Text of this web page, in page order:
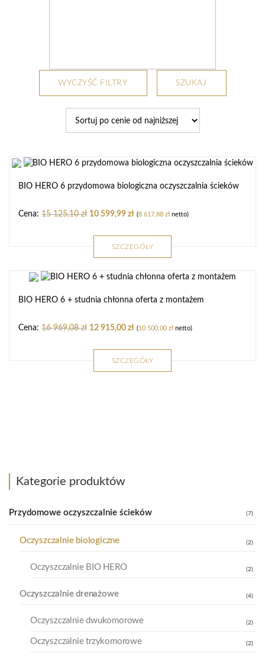
WYCZYŚĆ FILTRY SZUKAJ
BIO HERO 6 przydomowa biologiczna oczyszczalnia ścieków
15 125,10zł 10 599,99 zł (8 617,88 złnetto)
SZCZEGÓŁY
BIO HERO 6 + studnia chłonna oferta z montażem
16 969,08zł 12 915,00 zł (10 500,00 złnetto)
SZCZEGÓŁY
Kategorie produktów
Przydomowe oczyszczalnie ścieków (7)
Oczyszczalnie biologiczne (2)
Oczyszczalnie BIO HERO (2)
Oczyszczalnie drenażowe (4)
Oczyszczalnie dwukomorowe (2)
Oczyszczalnie trzykomorowe (2)